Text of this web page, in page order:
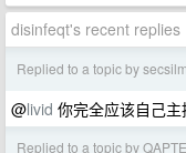
disinfeqt's recent replies
Replied to a topic by secsilm
@livid 你完全应该自己主
Replied to a topic by